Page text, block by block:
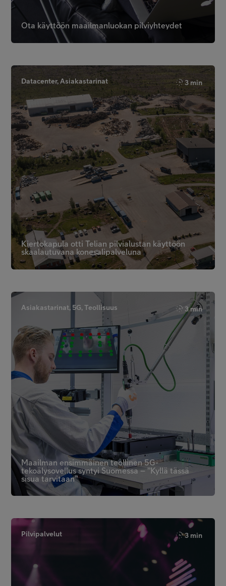
Ota käyttöön maailmanluokan pilviyhteydet
Datacenter, Asiakastarinat 3 min
Kiertokapula otti Telian pilvialustan käyttöön
skaalautuvana konesalipalveluna
Asiakastarinat, 5G, Teollisuus 3 min
Maailman ensimmäinen teollinen 5G-
tekoälysovellus syntyi Suomessa – ”Kyllä tässä
sisua tarvitaan”
Pilvipalvelut 3 min